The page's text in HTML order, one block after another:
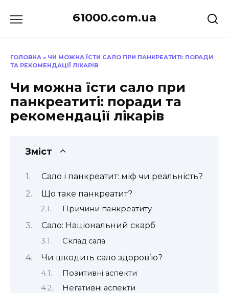
до
61000.com.ua
ГОЛОВНА » ЧИ МОЖНА ЇСТИ САЛО ПРИ ПАНКРЕАТИТІ: ПОРАДИ
ТА РЕКОМЕНДАЦІЇ ЛІКАРІВ
Чи можна їсти сало при
панкреатиті: поради та
рекомендації лікарів
Зміст
Сало і панкреатит: міф чи реальність?
Що таке панкреатит?
Причини панкреатиту
Сало: Національний скарб
Склад сала
Чи шкодить сало здоров’ю?
Позитивні аспекти
Негативні аспекти